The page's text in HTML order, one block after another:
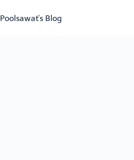
to
content
Poolsawat's Blog